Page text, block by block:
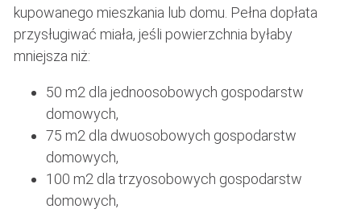
kupowanego mieszkania lub domu. Pełna dopłata
przysługiwać miała, jeśli powierzchnia byłaby
mniejsza niż:
50 m2 dla jednoosobowych gospodarstw
domowych,
75 m2 dla dwuosobowych gospodarstw
domowych,
100 m2 dla trzyosobowych gospodarstw
domowych,